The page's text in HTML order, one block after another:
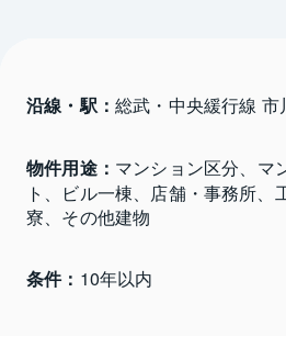
沿線・駅： 総武・中央緩行線 市
物件用途： マンション区分、マ
ト、ビル一棟、店舗・事務所、
寮、その他建物
条件： 10年以内